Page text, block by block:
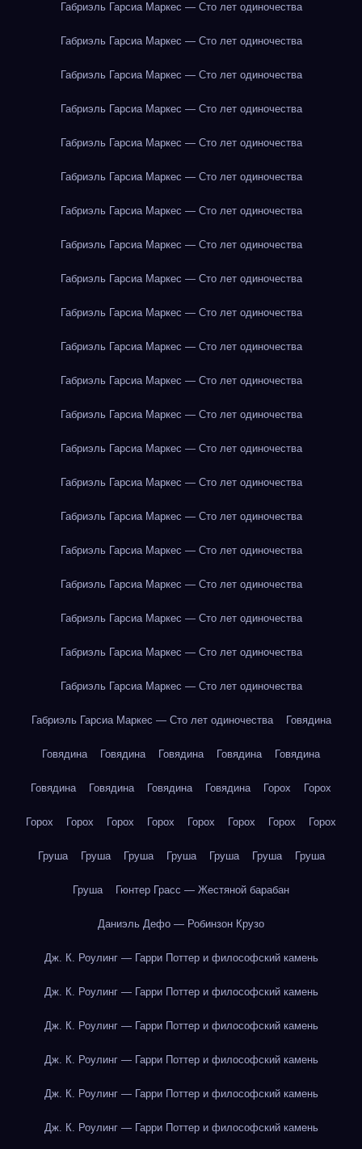
Габриэль Гарсиа Маркес — Сто лет одиночества
Габриэль Гарсиа Маркес — Сто лет одиночества
Габриэль Гарсиа Маркес — Сто лет одиночества
Габриэль Гарсиа Маркес — Сто лет одиночества
Габриэль Гарсиа Маркес — Сто лет одиночества
Габриэль Гарсиа Маркес — Сто лет одиночества
Габриэль Гарсиа Маркес — Сто лет одиночества
Габриэль Гарсиа Маркес — Сто лет одиночества
Габриэль Гарсиа Маркес — Сто лет одиночества
Габриэль Гарсиа Маркес — Сто лет одиночества
Габриэль Гарсиа Маркес — Сто лет одиночества
Габриэль Гарсиа Маркес — Сто лет одиночества
Габриэль Гарсиа Маркес — Сто лет одиночества
Габриэль Гарсиа Маркес — Сто лет одиночества
Габриэль Гарсиа Маркес — Сто лет одиночества
Габриэль Гарсиа Маркес — Сто лет одиночества
Габриэль Гарсиа Маркес — Сто лет одиночества
Габриэль Гарсиа Маркес — Сто лет одиночества
Габриэль Гарсиа Маркес — Сто лет одиночества
Габриэль Гарсиа Маркес — Сто лет одиночества
Габриэль Гарсиа Маркес — Сто лет одиночества
Габриэль Гарсиа Маркес — Сто лет одиночества Говядина
Говядина Говядина Говядина Говядина Говядина
Говядина Говядина Говядина Говядина Горох Горох
Горох Горох Горох Горох Горох Горох Горох Горох
Груша Груша Груша Груша Груша Груша Груша
Груша Гюнтер Грасс — Жестяной барабан
Даниэль Дефо — Робинзон Крузо
Дж. К. Роулинг — Гарри Поттер и философский камень
Дж. К. Роулинг — Гарри Поттер и философский камень
Дж. К. Роулинг — Гарри Поттер и философский камень
Дж. К. Роулинг — Гарри Поттер и философский камень
Дж. К. Роулинг — Гарри Поттер и философский камень
Дж. К. Роулинг — Гарри Поттер и философский камень